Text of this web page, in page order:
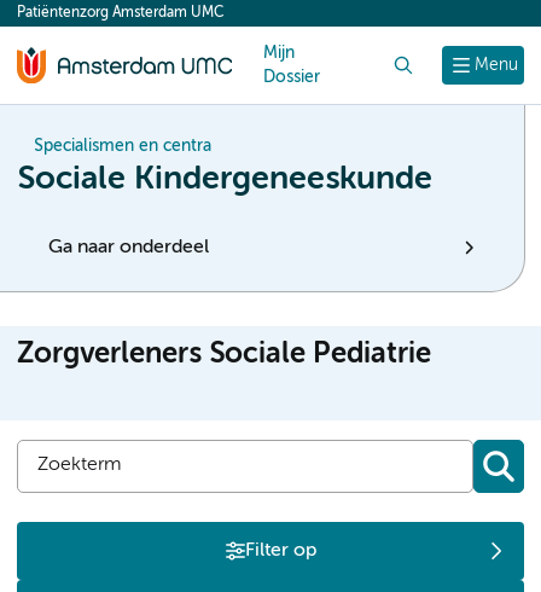
content
Menu
Patiëntenzorg Amsterdam UMC
Mijn
Dossier
Specialismen en centra
Sociale Kindergeneeskunde
Ga naar onderdeel
Zorgverleners Sociale Pediatrie
Filter op